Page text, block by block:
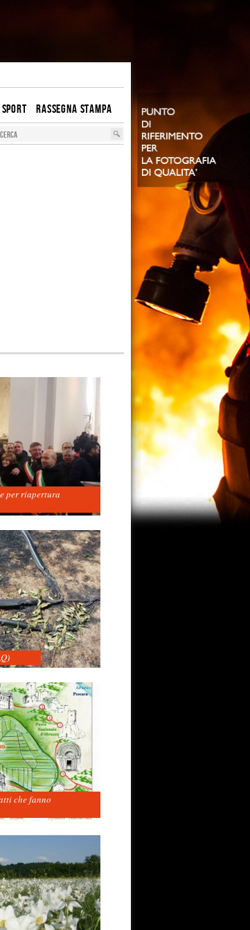
SPORT RASSEGNA STAMPA
per riapertura
che fanno